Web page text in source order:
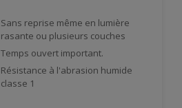
Sans reprise même en lumière
rasante ou plusieurs couches
Temps ouvert important.
Résistance à l'abrasion humide
classe 1